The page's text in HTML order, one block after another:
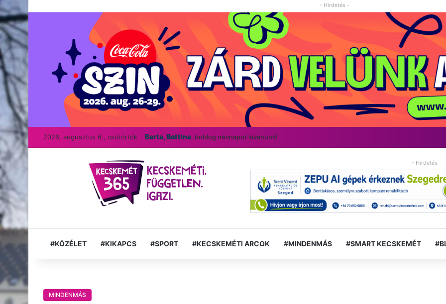
- Hirdetés -
2026, augusztus 6., csütörtök Berta, Bettina, boldog névnapot kívánunk!
- Hirdetés -
#KÖZÉLET #KIKAPCS #SPORT #KECSKEMÉTI ARCOK #MINDENMÁS #SMART KECSKEMÉT
MINDENMÁS